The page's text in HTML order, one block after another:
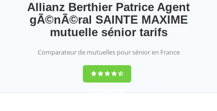
Allianz Berthier Patrice Agent
gÃ©nÃ©ral SAINTE MAXIME
mutuelle sénior tarifs
Comparateur de mutuelles pour sénior en France
9,2(100%)452